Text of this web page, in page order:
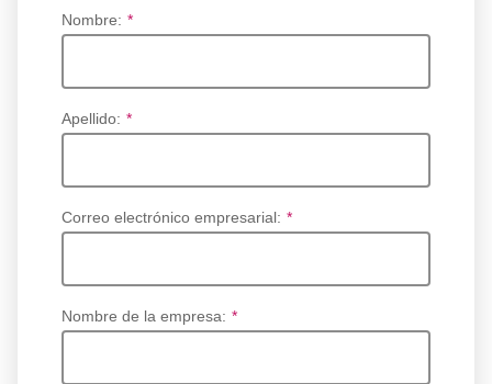
*
Nombre:
*
Apellido:
*
Correo electrónico empresarial:
*
Nombre de la empresa: